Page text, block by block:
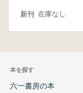
新刊 在庫なし
本を探す
六一書房の本